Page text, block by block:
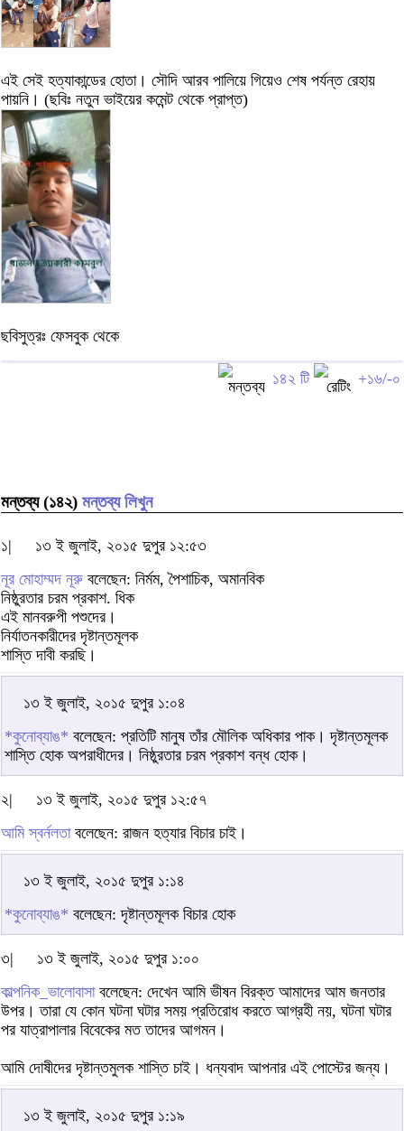
এই সেই হত্যাকান্ডের হোতা। সৌদি আরব পালিয়ে গিয়েও শেষ পর্যন্ত রেহায়
পায়নি। (ছবিঃ নতুন ভাইয়ের কমেন্ট থেকে প্রাপ্ত)
ছবিসুত্রঃ ফেসবুক থেকে
১৪২ টি +১৬/-০
মন্তব্য (১৪২) মন্তব্য লিখুন
১|
১৩ ই জুলাই, ২০১৫ দুপুর ১২:৫৩
নূর মোহাম্মদ নূরু বলেছেন: নির্মম, পৈশাচিক, অমানবিক
নিষ্ঠুরতার চরম প্রকাশ. ধিক
এই মানবরুপী পশুদের।
নির্যাতনকারীদের দৃষ্টান্তমূলক
শাস্তি দাবী করছি।
১৩ ই জুলাই, ২০১৫ দুপুর ১:০৪
*কুনোব্যাঙ* বলেছেন: প্রতিটি মানুষ তাঁর মৌলিক অধিকার পাক। দৃষ্টান্তমূলক
শাস্তি হোক অপরাধীদের। নিষ্ঠুরতার চরম প্রকাশ বন্ধ হোক।
২|
১৩ ই জুলাই, ২০১৫ দুপুর ১২:৫৭
আমি স্বর্নলতাবলেছেন: রাজন হত্যার বিচার চাই।
১৩ ই জুলাই, ২০১৫ দুপুর ১:১৪
*কুনোব্যাঙ* বলেছেন: দৃষ্টান্তমূলক বিচার হোক
৩|
১৩ ই জুলাই, ২০১৫ দুপুর ১:০০
কাল্পনিক_ভালোবাসাবলেছেন: দেখেন আমি ভীষন বিরক্ত আমাদের আম জনতার
উপর। তারা যে কোন ঘটনা ঘটার সময় প্রতিরোধ করতে আগ্রহী নয়, ঘটনা ঘটার
পর যাত্রাপালার বিবেকের মত তাদের আগমন।
আমি দোষীদের দৃষ্টান্তমুলক শাস্তি চাই। ধন্যবাদ আপনার এই পোস্টের জন্য।
১৩ ই জুলাই, ২০১৫ দুপুর ১:১৯